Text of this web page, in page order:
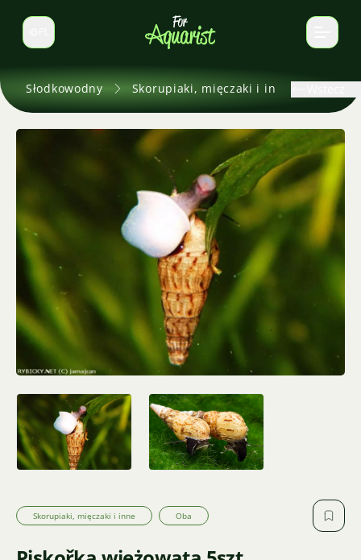
Zmień język
Słodkowodny Skorupiaki, mięczaki i inne
Skorupiaki, mięczaki i inne Oba